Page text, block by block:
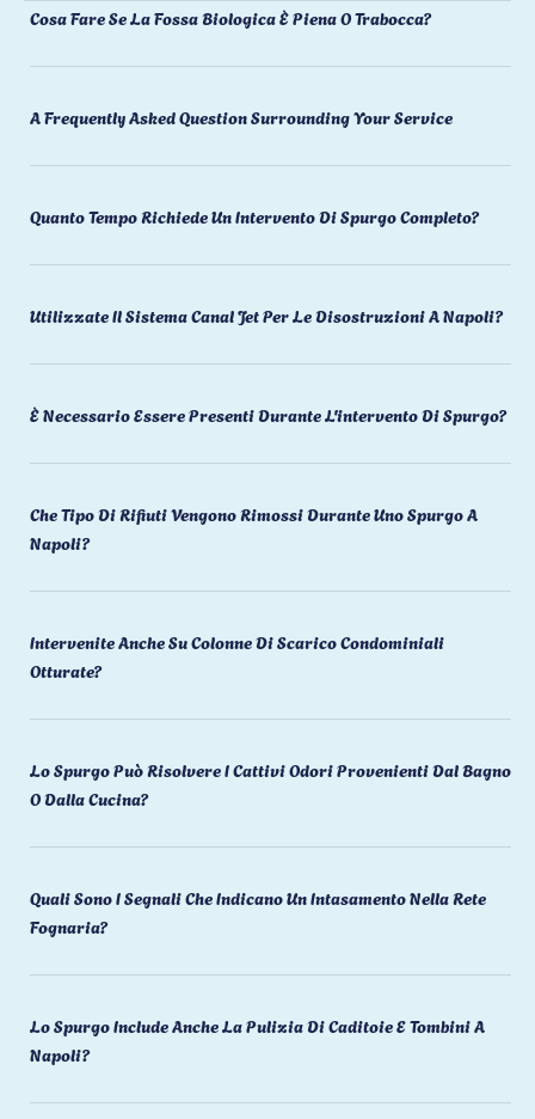
Cosa Fare Se La Fossa Biologica È Piena O Trabocca?
A Frequently Asked Question Surrounding Your Service
Quanto Tempo Richiede Un Intervento Di Spurgo Completo?
Utilizzate Il Sistema Canal Jet Per Le Disostruzioni A Napoli?
È Necessario Essere Presenti Durante L'intervento Di Spurgo?
Che Tipo Di Rifiuti Vengono Rimossi Durante Uno Spurgo A
Napoli?
Intervenite Anche Su Colonne Di Scarico Condominiali
Otturate?
Lo Spurgo Può Risolvere I Cattivi Odori Provenienti Dal Bagno
O Dalla Cucina?
Quali Sono I Segnali Che Indicano Un Intasamento Nella Rete
Fognaria?
Lo Spurgo Include Anche La Pulizia Di Caditoie E Tombini A
Napoli?